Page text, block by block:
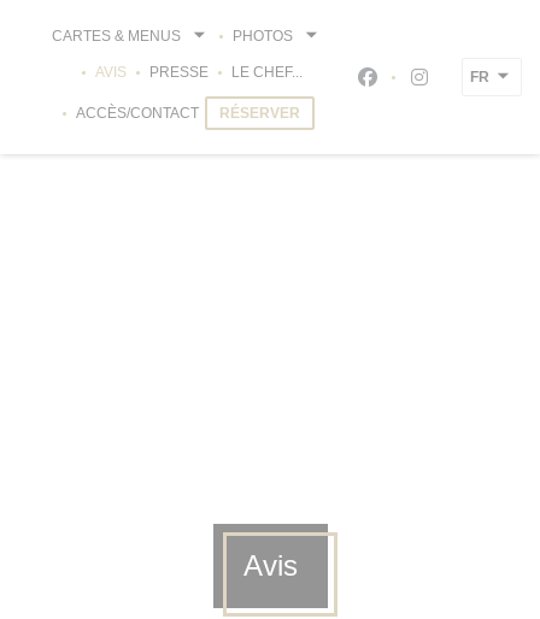
CARTES & MENUS PHOTOS
AVIS PRESSE LE CHEF...
ACCÈS/CONTACT RÉSERVER
Facebook ((ouvre
Instagram
FR
Avis